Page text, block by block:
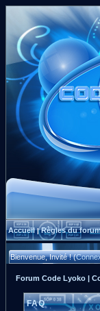
Accueil|Règles du
Bienvenue, Invité ! (
Forum Code Lyoko |
FAQ